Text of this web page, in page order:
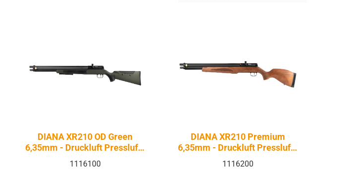
DIANA XR210 OD Green
6,35mm - Druckluft Pressluft |
PCP
1116100
DIANA XR210 Premium
6,35mm - Druckluft Pressluft |
PCP
1116200